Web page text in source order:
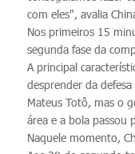
com eles", avalia
Nos primeiros 15
segunda fase da
A principal
desprender da
Mateus Totô, mas o
área e a bola passou
Naquele momento,